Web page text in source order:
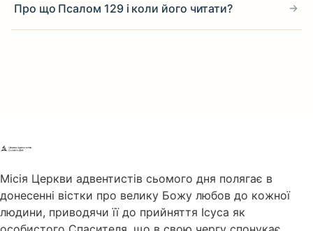
Про що Псалом 129 і коли його читати?
Місія Церкви адвентистів сьомого дня полягає в
донесенні вістки про велику Божу любов до кожної
людини, приводячи її до прийняття Ісуса як